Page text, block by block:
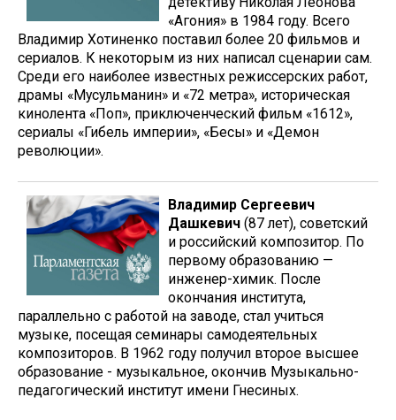
«Агония» в 1984 году. Всего
Владимир Хотиненко поставил более 20 фильмов и
сериалов. К некоторым из них написал сценарии сам.
Среди его наиболее известных режиссерских работ,
драмы «Мусульманин» и «72 метра», историческая
кинолента «Поп», приключенческий фильм «1612»,
сериалы «Гибель империи», «Бесы» и «Демон
революции».
Владимир Сергеевич
Дашкевич (87 лет), советский
и российский композитор. По
первому образованию —
инженер-химик. После
окончания института,
параллельно с работой на заводе, стал учиться
музыке, посещая семинары самодеятельных
композиторов. В 1962 году получил второе высшее
образование - музыкальное, окончив Музыкально-
педагогический институт имени Гнесиных.